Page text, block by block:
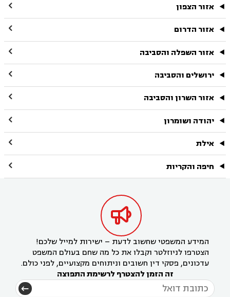
אזור הצפון 
אזור הדרום 
אזור השפלה והסביבה 
ירושלים והסביבה 
אזור השרון והסביבה 
יהודה ושומרון 
אילת 
חיפה והקריות 

המידע המשפטי שחשוב לדעת – ישירות למייל שלכם!
הצטרפו לניוזלטר וקבלו את כל מה שחם בעולם המשפט
עדכונים, פסקי דין חשובים וניתוחים מקצועיים, לפני כולם.
זה הזמן להצטרף לרשימת התפוצה